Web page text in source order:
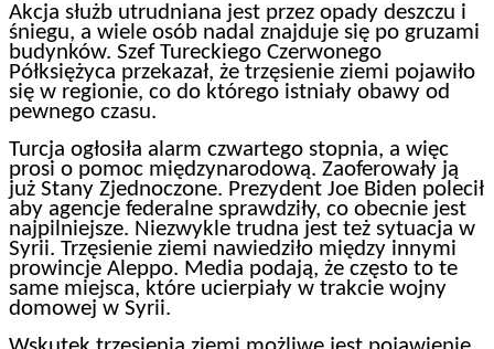
Akcja służb utrudniana jest przez opady deszczu i
śniegu, a wiele osób nadal znajduje się po gruzami
budynków. Szef Tureckiego Czerwonego
Półksiężyca przekazał, że trzęsienie ziemi pojawiło
się w regionie, co do którego istniały obawy od
pewnego czasu.
Turcja ogłosiła alarm czwartego stopnia, a więc
prosi o pomoc międzynarodową. Zaoferowały ją
już Stany Zjednoczone. Prezydent Joe Biden polecił
aby agencje federalne sprawdziły, co obecnie jest
najpilniejsze. Niezwykle trudna jest też sytuacja w
Syrii. Trzęsienie ziemi nawiedziło między innymi
prowincje Aleppo. Media podają, że często to te
same miejsca, które ucierpiały w trakcie wojny
domowej w Syrii.